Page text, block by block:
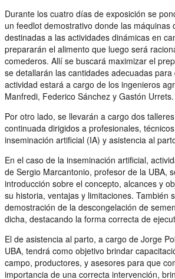
Durante los cuatro días de exposición se
un feedlot demostrativo donde las máquinas
destinadas a las actividades dinámicas en
prepararán el alimento que luego será
comederos. Allí se buscará maximizar el
se detallarán las cantidades adecuadas para
actividad estará a cargo de los ingenieros
Manfredi, Federico Sánchez y Gastón Urrets.
Por otro lado, se llevarán a cargo dos
continuada dirigidos a profesionales,
inseminación artificial (IA) y asistencia al
En el caso de la inseminación artificial,
de Sergio Marcantonio, profesor de la UBA,
introducción sobre el concepto, alcances y
su historia, ventajas y limitaciones. También
demostración de la descongelación de
dicha, destacando la forma correcta de
El de asistencia al parto, a cargo de Jorge
UBA, tendrá como objetivo brindar
campo, productores, y asesores para que
importancia de una correcta intervención,